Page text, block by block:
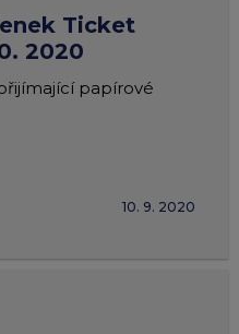
Ticket
2020
papírové
10. 9. 2020